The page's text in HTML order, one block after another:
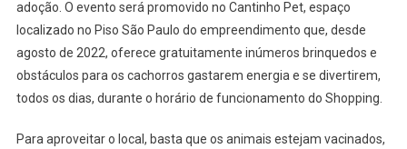
adoção. O evento será promovido no Cantinho Pet, espaço
localizado no Piso São Paulo do empreendimento que, desde
agosto de 2022, oferece gratuitamente inúmeros brinquedos e
obstáculos para os cachorros gastarem energia e se divertirem,
todos os dias, durante o horário de funcionamento do Shopping.
Para aproveitar o local, basta que os animais estejam vacinados,